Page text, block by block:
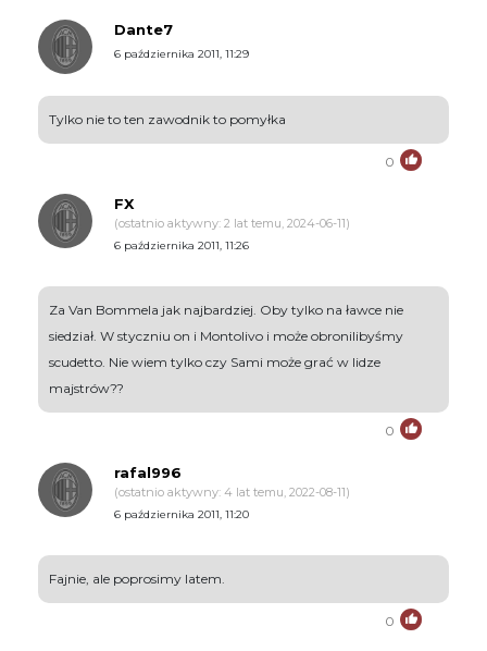
Dante7
6 października 2011, 11:29
Tylko nie to ten zawodnik to pomyłka
0
FX
(ostatnio aktywny: 2 lat temu, 2024-06-11)
6 października 2011, 11:26
Za Van Bommela jak najbardziej. Oby tylko na ławce nie
siedział. W styczniu on i Montolivo i może obronilibyśmy
scudetto. Nie wiem tylko czy Sami może grać w lidze
majstrów??
0
rafal996
(ostatnio aktywny: 4 lat temu, 2022-08-11)
6 października 2011, 11:20
Fajnie, ale poprosimy latem.
0